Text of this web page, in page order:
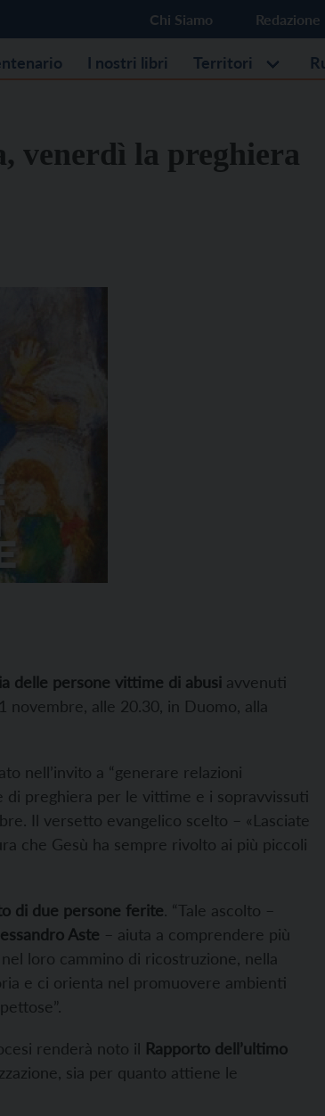
Chi Siamo Redazione
I nostri libri Territori
venerdì la preghiera
delle persone vittime di abusi avvenuti
novembre, alle 20.30, in Duomo, alla
nell’invito a “generare relazioni
di preghiera per le vittime e i sopravvissuti
Il versetto evangelico scelto – «Lasciate
che Gesù ha sempre rivolto ai più piccoli
di due persone ferite. “Tale ascolto –
Aste – aiuta a comprendere più
loro cammino di ricostruzione, nella
e ci orienta nel promuovere ambienti
renderà noto il Rapporto dell’ultimo
sia per quanto attiene le